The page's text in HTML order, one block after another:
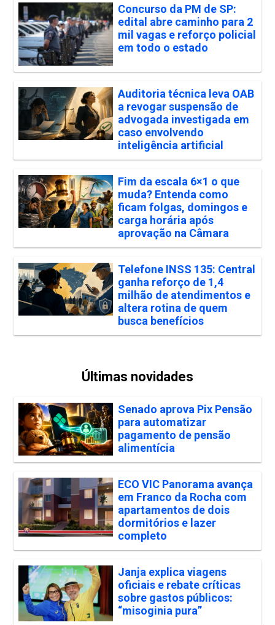
Concurso da PM de SP:
edital abre caminho para 2
mil vagas e reforço policial
em todo o estado
Auditoria técnica leva OAB
a revogar suspensão de
advogada investigada em
caso envolvendo
inteligência artificial
Fim da escala 6×1 o que
muda? Entenda como
ficam folgas, domingos e
carga horária após
aprovação na Câmara
Telefone INSS 135: Central
ganha reforço de 1,4
milhão de atendimentos e
altera rotina de quem
busca benefícios
Últimas novidades
Senado aprova Pix Pensão
para automatizar
pagamento de pensão
alimentícia
ECO VIC Panorama avança
em Franco da Rocha com
apartamentos de dois
dormitórios e lazer
completo
Janja explica viagens
oficiais e rebate críticas
sobre gastos públicos:
“misoginia pura”